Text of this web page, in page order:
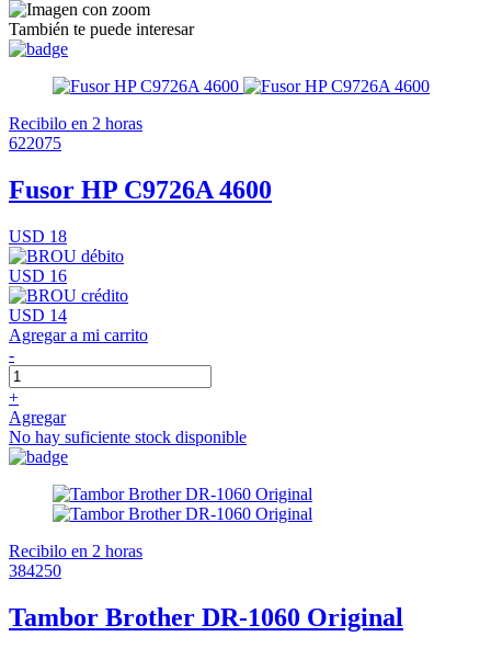
También te puede interesar
Recibilo en 2 horas
622075
Fusor HP C9726A 4600
USD 18
USD 16
USD 14
Agregar a mi carrito
-
+
Agregar
No hay suficiente stock disponible
Recibilo en 2 horas
384250
Tambor Brother DR-1060 Original